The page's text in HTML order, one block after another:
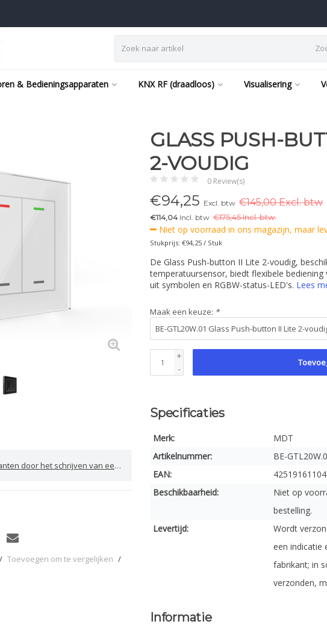
& Bedieningsapparaten KNX RF (draadloos) Visualisering
door het schrijven van een review
/ Toevoegen om te vergelijken /
GLASS PUSH-
2-VOUDIG
0 Review(s)
€94,25 Excl. btw €145,00 Excl. btw
€114,04 Incl. btw €175,45 Incl. btw.
Niet op voorraad in ons magazijn, maar
Stukprijs: €94,25 / Stuk
De Glass Push-button II Lite 2-voudig,
temperatuursensor, biedt flexibele
uit symbolen en RGBW-status-LED's. Lees
Maak een keuze: *
+
-
Specificaties
Merk:
MDT
Artikelnummer:
BE-
EAN:
Beschikbaarheid:
Niet op
bestelling.
Levertijd:
Wordt
een indicatie
fabrikant; in
verzonden,
Informatie